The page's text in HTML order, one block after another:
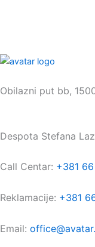
Obilazni put bb,
Despota Stefana
Call Centar: +381
Reklamacije: +381
Email: